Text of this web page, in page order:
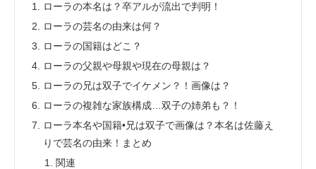
ローラの本名は？卒アルが流出で判明！
ローラの芸名の由来は何？
ローラの国籍はどこ？
ローラの父親や母親や現在の母親は？
ローラの兄は双子でイケメン？！画像は？
ローラの複雑な家族構成…双子の姉弟も？！
ローラ本名や国籍•兄は双子で画像は？本名は佐藤え
りで芸名の由来！まとめ
関連